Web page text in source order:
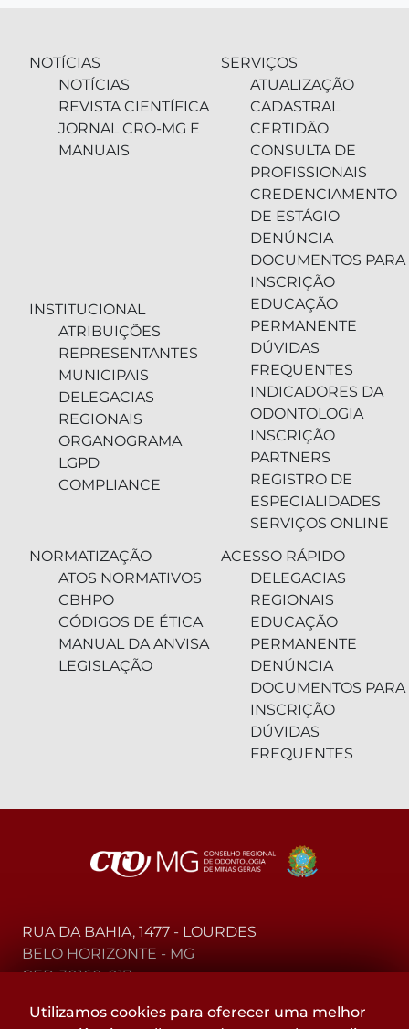
NOTÍCIAS
NOTÍCIAS
REVISTA CIENTÍFICA
JORNAL CRO-MG E
MANUAIS
INSTITUCIONAL
ATRIBUIÇÕES
REPRESENTANTES
MUNICIPAIS
DELEGACIAS
REGIONAIS
ORGANOGRAMA
LGPD
COMPLIANCE
SERVIÇOS
ATUALIZAÇÃO
CADASTRAL
CERTIDÃO
CONSULTA DE
PROFISSIONAIS
CREDENCIAMENTO
DE ESTÁGIO
DENÚNCIA
DOCUMENTOS PARA
INSCRIÇÃO
EDUCAÇÃO
PERMANENTE
DÚVIDAS
FREQUENTES
INDICADORES DA
ODONTOLOGIA
INSCRIÇÃO
PARTNERS
REGISTRO DE
ESPECIALIDADES
SERVIÇOS ONLINE
NORMATIZAÇÃO
ATOS NORMATIVOS
CBHPO
CÓDIGOS DE ÉTICA
MANUAL DA ANVISA
LEGISLAÇÃO
ACESSO RÁPIDO
DELEGACIAS
REGIONAIS
EDUCAÇÃO
PERMANENTE
DENÚNCIA
DOCUMENTOS PARA
INSCRIÇÃO
DÚVIDAS
FREQUENTES
RUA DA BAHIA, 1477 - LOURDES
BELO HORIZONTE - MG
CEP: 30160-017
(31) 2104-3000 - WhatsApp
Utilizamos cookies para oferecer uma melhor